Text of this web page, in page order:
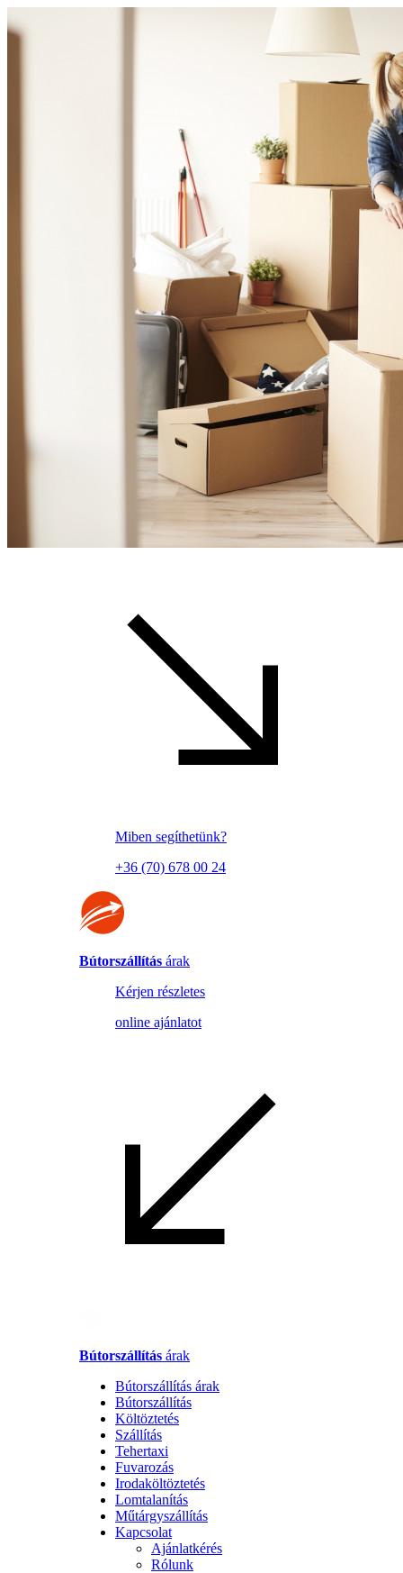
Miben segíthetünk?
+36 (70) 678 00 24
Bútorszállítás árak
Kérjen részletes
online ajánlatot
Bútorszállítás árak
Bútorszállítás árak
Bútorszállítás
Költöztetés
Szállítás
Tehertaxi
Fuvarozás
Irodaköltöztetés
Lomtalanítás
Műtárgyszállítás
Kapcsolat
Ajánlatkérés
Rólunk